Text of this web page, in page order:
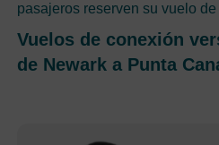
pasajeros reserven su vuelo
Vuelos de conexión
de Newark a Punta